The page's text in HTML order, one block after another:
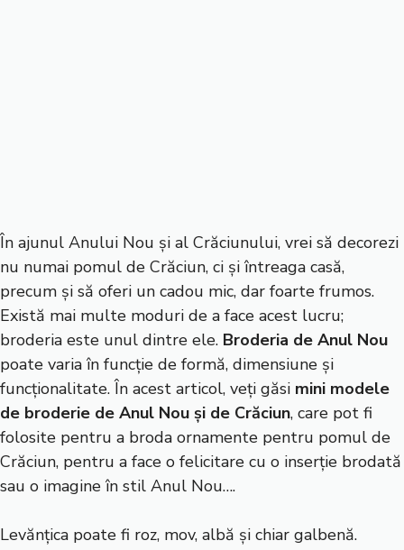
În ajunul Anului Nou și al Crăciunului, vrei să decorezi
nu numai pomul de Crăciun, ci și întreaga casă,
precum și să oferi un cadou mic, dar foarte frumos.
Există mai multe moduri de a face acest lucru;
broderia este unul dintre ele. Broderia de Anul Nou
poate varia în funcție de formă, dimensiune și
funcționalitate. În acest articol, veți găsi mini modele
de broderie de Anul Nou și de Crăciun, care pot fi
folosite pentru a broda ornamente pentru pomul de
Crăciun, pentru a face o felicitare cu o inserție brodată
sau o imagine în stil Anul Nou….
Levănțica poate fi roz, mov, albă și chiar galbenă.